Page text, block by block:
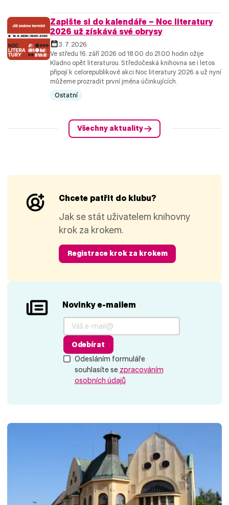
Zapište si do kalendáře – Noc literatury
2026 už získává své obrysy
3. 7. 2026
Ve středu 16. září 2026 od 18.00 do 21.00 hodin ožije
Kladno opět literaturou. Středočeská knihovna se i letos
připojí k celorepublikové akci Noc literatury 2026 a už nyní
můžeme prozradit první jména účinkujících.
Ostatní
Všechny aktuality
Chcete patřit do klubu?
Jak se stát uživatelem knihovny
krok za krokem.
Registrace krok za krokem
Novinky e-mailem
Odesláním formuláře
souhlasíte se zpracováním
osobních údajů
Odebírat